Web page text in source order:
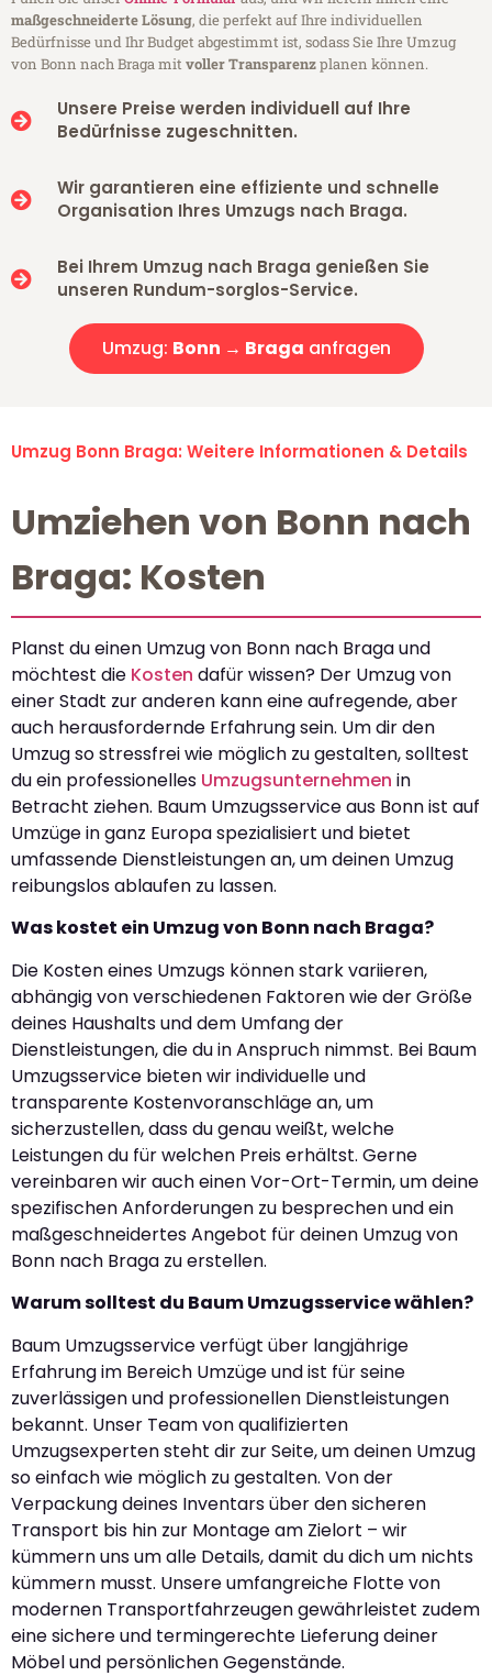
maßgeschneiderte Lösung, die perfekt auf Ihre individuellen
Bedürfnisse und Ihr Budget abgestimmt ist, sodass Sie Ihre Umzug
von Bonn nach Braga mitvoller Transparenzplanen können.
Unsere Preise werden individuell auf Ihre
Bedürfnisse zugeschnitten.
Wir garantieren eine effiziente und schnelle
Organisation Ihres Umzugs nach Braga.
Bei Ihrem Umzug nach Braga genießen Sie
unseren Rundum-sorglos-Service.
Umzug: Bonn → Braga anfragen
Umzug Bonn Braga: Weitere Informationen & Details
Umziehen von Bonn nach
Braga: Kosten
Planst du einen Umzug von Bonn nach Braga und
möchtest die Kosten dafür wissen? Der Umzug von
einer Stadt zur anderen kann eine aufregende, aber
auch herausfordernde Erfahrung sein. Um dir den
Umzug so stressfrei wie möglich zu gestalten, solltest
du ein professionelles Umzugsunternehmen in
Betracht ziehen. Baum Umzugsservice aus Bonn ist auf
Umzüge in ganz Europa spezialisiert und bietet
umfassende Dienstleistungen an, um deinen Umzug
reibungslos ablaufen zu lassen.
Was kostet ein Umzug von Bonn nach Braga?
Die Kosten eines Umzugs können stark variieren,
abhängig von verschiedenen Faktoren wie der Größe
deines Haushalts und dem Umfang der
Dienstleistungen, die du in Anspruch nimmst. Bei Baum
Umzugsservice bieten wir individuelle und
transparente Kostenvoranschläge an, um
sicherzustellen, dass du genau weißt, welche
Leistungen du für welchen Preis erhältst. Gerne
vereinbaren wir auch einen Vor-Ort-Termin, um deine
spezifischen Anforderungen zu besprechen und ein
maßgeschneidertes Angebot für deinen Umzug von
Bonn nach Braga zu erstellen.
Warum solltest du Baum Umzugsservice wählen?
Baum Umzugsservice verfügt über langjährige
Erfahrung im Bereich Umzüge und ist für seine
zuverlässigen und professionellen Dienstleistungen
bekannt. Unser Team von qualifizierten
Umzugsexperten steht dir zur Seite, um deinen Umzug
so einfach wie möglich zu gestalten. Von der
Verpackung deines Inventars über den sicheren
Transport bis hin zur Montage am Zielort – wir
kümmern uns um alle Details, damit du dich um nichts
kümmern musst. Unsere umfangreiche Flotte von
modernen Transportfahrzeugen gewährleistet zudem
eine sichere und termingerechte Lieferung deiner
Möbel und persönlichen Gegenstände.